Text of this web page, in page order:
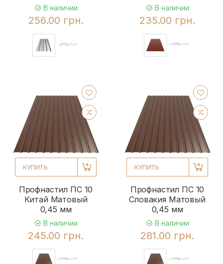
В наличии
256.00 грн.
В наличии
235.00 грн.
КУПИТЬ
Профнастил ПС 10
Китай Матовый
0,45 мм
В наличии
245.00 грн.
КУПИТЬ
Профнастил ПС 10
Словакия Матовый
0,45 мм
В наличии
281.00 грн.